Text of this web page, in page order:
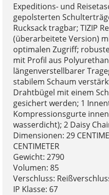
Expeditions- und
gepolsterten
Rucksack tragbar; TIZIP
(überarbeitete Version)
optimalen Zugriff;
mit Profil aus
längenverstellbarer
stabilem Schaum
Drahtbügel mit einem
gesichert werden; 1
Kompressionsgurte
wasserdicht); 2 Daisy
Dimensionen: 29
CENTIMETER
Gewicht: 2790
Volumen: 85
Verschluss:
IP Klasse: 67